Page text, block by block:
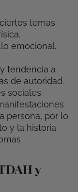
temas.
emocional,
tendencia a
de autoridad.
sociales.
persona, por lo
y la historia
y